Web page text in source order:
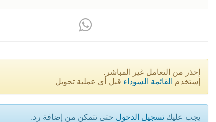
إحذر من التعامل غير المباشر.
إستخدم القائمة السوداء قبل أي عملية تحويل
يجب عليك تسجيل الدخول حتى تتمكن من إضافة رد.